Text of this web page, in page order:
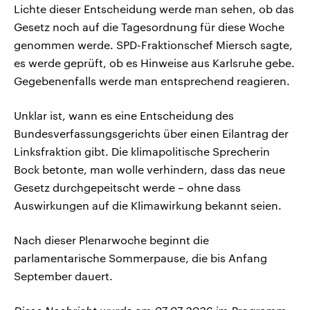
Lichte dieser Entscheidung werde man sehen, ob das
Gesetz noch auf die Tagesordnung für diese Woche
genommen werde. SPD-Fraktionschef Miersch sagte,
es werde geprüft, ob es Hinweise aus Karlsruhe gebe.
Gegebenenfalls werde man entsprechend reagieren.
Unklar ist, wann es eine Entscheidung des
Bundesverfassungsgerichts über einen Eilantrag der
Linksfraktion gibt. Die klimapolitische Sprecherin
Bock betonte, man wolle verhindern, dass das neue
Gesetz durchgepeitscht werde – ohne dass
Auswirkungen auf die Klimawirkung bekannt seien.
Nach dieser Plenarwoche beginnt die
parlamentarische Sommerpause, die bis Anfang
September dauert.